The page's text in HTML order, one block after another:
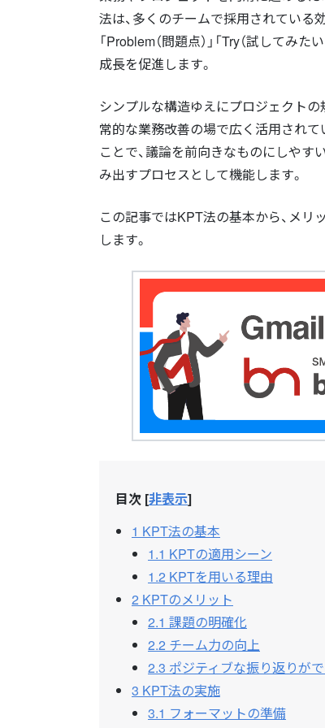
法は、多くのチームで採用されている
「Problem（問題点）」「Try（試して
成長を促進します。
シンプルな構造ゆえにプロジェクト
常的な業務改善の場で広く活用されて
ことで、議論を前向きなものにしや
み出すプロセスとして機能します。
この記事ではKPT法の基本から、メリ
します。
目次 [非表示]
1 KPT法の基本
1.1 KPTの適用シーン
1.2 KPTを用いる理由
2 KPTのメリット
2.1 課題の明確化
2.2 チーム力の向上
2.3 ポジティブな振り返りが
3 KPT法の実施
3.1 フォーマットの準備